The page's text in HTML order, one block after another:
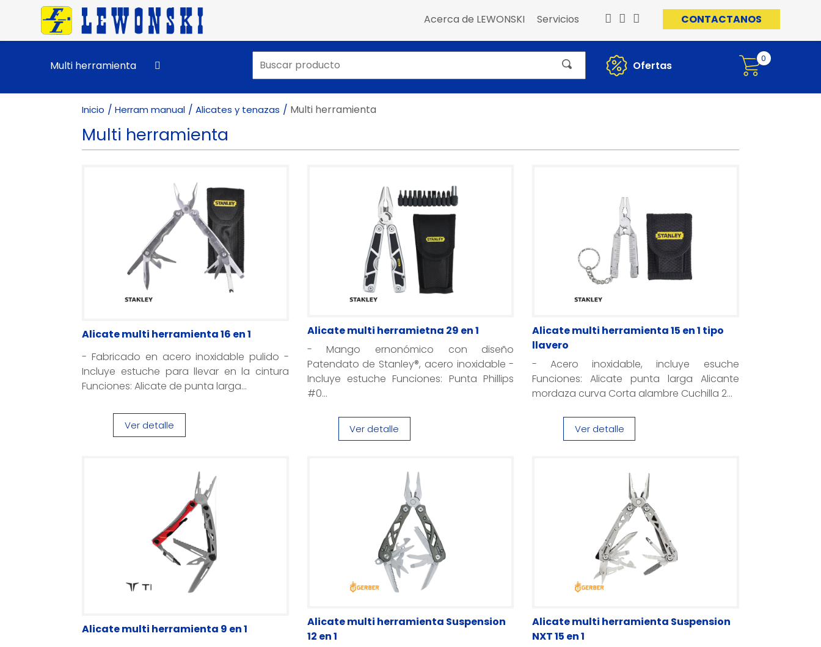
Acerca de LEWONSKI Servicios CONTACTANOS
Multi herramienta Ofertas
0
Inicio Herram manual Alicates y tenazas Multi herramienta
Multi herramienta
Alicate multi herramienta 16 en 1
- Fabricado en acero inoxidable pulido -
Incluye estuche para llevar en la cintura
Funciones: Alicate de punta larga...
Ver detalle
Alicate multi herramietna 29 en 1
- Mango ernonómico con diseño
Patendato de Stanley®, acero inoxidable -
Incluye estuche Funciones: Punta Phillips
#0...
Ver detalle
Alicate multi herramienta 15 en 1 tipo
llavero
- Acero inoxidable, incluye esuche
Funciones: Alicate punta larga Alicante
mordaza curva Corta alambre Cuchilla 2...
Ver detalle
Alicate multi herramienta 9 en 1
Alicate multi herramienta Suspension
12 en 1
Alicate multi herramienta Suspension
NXT 15 en 1